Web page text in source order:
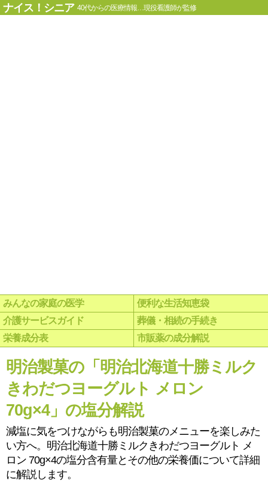
ナイス！シニア 40代からの医療情報…現役看護師が監修
みんなの家庭の医学
便利な生活知恵袋
介護サービスガイド
葬儀・相続の手続き
栄養成分表
市販薬の成分解説
明治製菓の「明治北海道十勝ミルク
きわだつヨーグルト メロン
70g×4」の塩分解説
減塩に気をつけながらも明治製菓のメニューを楽しみた
い方へ。明治北海道十勝ミルクきわだつヨーグルト メ
ロン 70g×4の塩分含有量とその他の栄養価について詳細
に解説します。